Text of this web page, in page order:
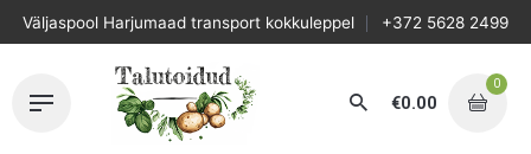
Skip
to
Väljaspool Harjumaad transport kokkuleppel +372 5628 2499
€0.00
0